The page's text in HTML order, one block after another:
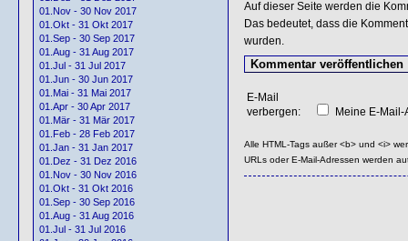
01.Nov - 30 Nov 2017
01.Okt - 31 Okt 2017
01.Sep - 30 Sep 2017
01.Aug - 31 Aug 2017
01.Jul - 31 Jul 2017
01.Jun - 30 Jun 2017
01.Mai - 31 Mai 2017
01.Apr - 30 Apr 2017
01.Mär - 31 Mär 2017
01.Feb - 28 Feb 2017
01.Jan - 31 Jan 2017
01.Dez - 31 Dez 2016
01.Nov - 30 Nov 2016
01.Okt - 31 Okt 2016
01.Sep - 30 Sep 2016
01.Aug - 31 Aug 2016
01.Jul - 31 Jul 2016
Auf dieser Seite werden die
Das bedeutet, dass die
wurden.
E-Mail
verbergen:
Meine E-
Alle HTML-Tags außer <b> und <i>
URLs oder E-Mail-Adressen werden